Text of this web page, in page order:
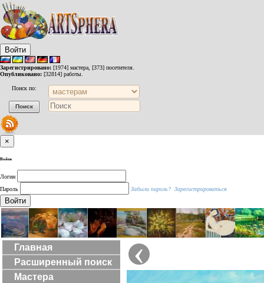
Войти
Зарегистрировано: [1974] мастера, [373] посетителя.
Опубликовано: [32814] работы.
Поиск по:
×
Войти
Логин
Пароль
Забыли пароль? Зарегистрироваться
Войти
Главная
Расширенный поиск
Мастера
‹